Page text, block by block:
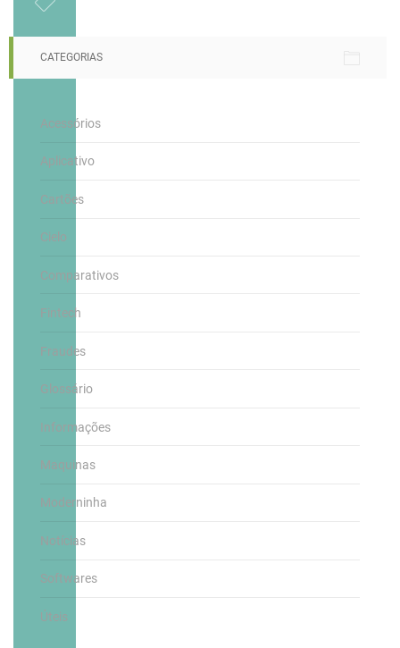
CATEGORIAS
Acessórios
Aplicativo
Cartões
Cielo
Comparativos
Fintech
Fraudes
Glossário
Informações
Maquinas
Moderninha
Notícias
Softwares
Úteis